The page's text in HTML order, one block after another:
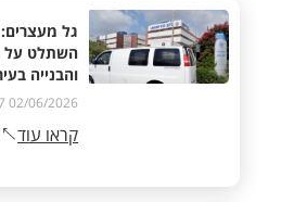
גל
השתלט על
והבנייה
02/06/2026 08:37
קראו עוד